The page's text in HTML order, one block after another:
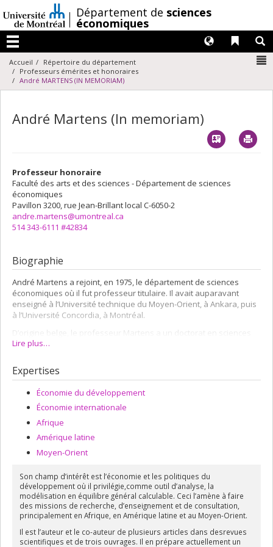
au
contenu
/Département de sciences
économiques
Menu
Liens
Langues
Accueil
Répertoire du département
Professeurs émérites et honoraires
André MARTENS (IN MEMORIAM)
André Martens (In memoriam)
Vcard
Professeur honoraire
Faculté des arts et des sciences - Département de sciences
économiques
Pavillon 3200, rue Jean-Brillantlocal C-6050-2
andre.martens@umontreal.ca
514 343-6111 #42834
Biographie
André Martens a rejoint, en 1975, le département de sciences
économiques où il fut professeur titulaire. Il avait auparavant
enseigné à l’Université technique du Moyen-Orient, à Ankara, puis
à l’Université Concordia, à Montréal.
D’origine belge, le professeur Martens a un doctorat en sciences
économiques de l’Université Libre de Bruxelles et est diplômé de
J’enseigne depuis plusieurs années l’économie du développement.
À cela se sont ajoutées de nombreuses missions de recherche et
de consultation dans un grand nombre de pays en
développement.
J’ai constaté qu’au cours des dernières années les manuels
universitaires en économie du développement sont devenus de
plus en plus volumineux et aussi de plus en plus onéreux pour les
étudiantes et les étudiants. En outre, ces manuels, au moment où
nouveaux résultats de la recherche. Si bien que, dans mon
enseignement, j’ai progressivement substitué à la lecture de
manuels celle d’articles de revues scientifiques ou de documents
spécialisés. Or, la lecture de tels articles et documents exige qu’on
ait au départ un minimum de connaissances sur les concepts de
base et leur contenu, les sources de données, les méthodes de
mesure et de traitement statistique, les techniques sous-jacentes
Lire plus…
Expertises
Économie du développement
Économie internationale
Afrique
Amérique latine
Moyen-Orient
Son champ d’intérêt est l’économie et les politiques du
développement où il privilégie,comme outil d’analyse, la
modélisation en équilibre général calculable. Ceci l’amène à faire
des missions de recherche, d’enseignement et de consultation,
principalement en Afrique, en Amérique latine et au Moyen-Orient.
Il est l’auteur et le co-auteur de plusieurs articles dans desrevues
scientifiques et de trois ouvrages. Il en prépare actuellement un